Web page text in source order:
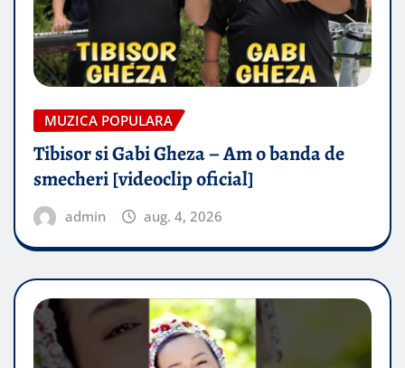
MUZICA POPULARA
Tibisor si Gabi Gheza – Am o banda de
smecheri [videoclip oficial]
admin aug. 4, 2026